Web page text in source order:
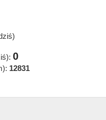
0
12831